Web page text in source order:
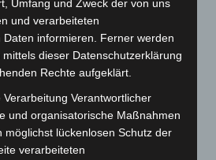
bei McDonald’s-Umbau in
beschädigt
Autofahrer mit 3,17
aus dem Verkehr gezogen
Umfang und Zweck der von uns
und verarbeiteten
informieren. Ferner werden
dieser Datenschutzerklärung
Rechte aufgeklärt.
Verantwortlicher
und organisatorische Maßnahmen
möglichst lückenlosen Schutz der
verarbeiteten